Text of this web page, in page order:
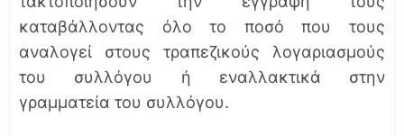
καταβάλλοντας όλο το ποσό που τους
αναλογεί στους τραπεζικούς λογαριασμούς
του συλλόγου ή εναλλακτικά στην
γραμματεία του συλλόγου.